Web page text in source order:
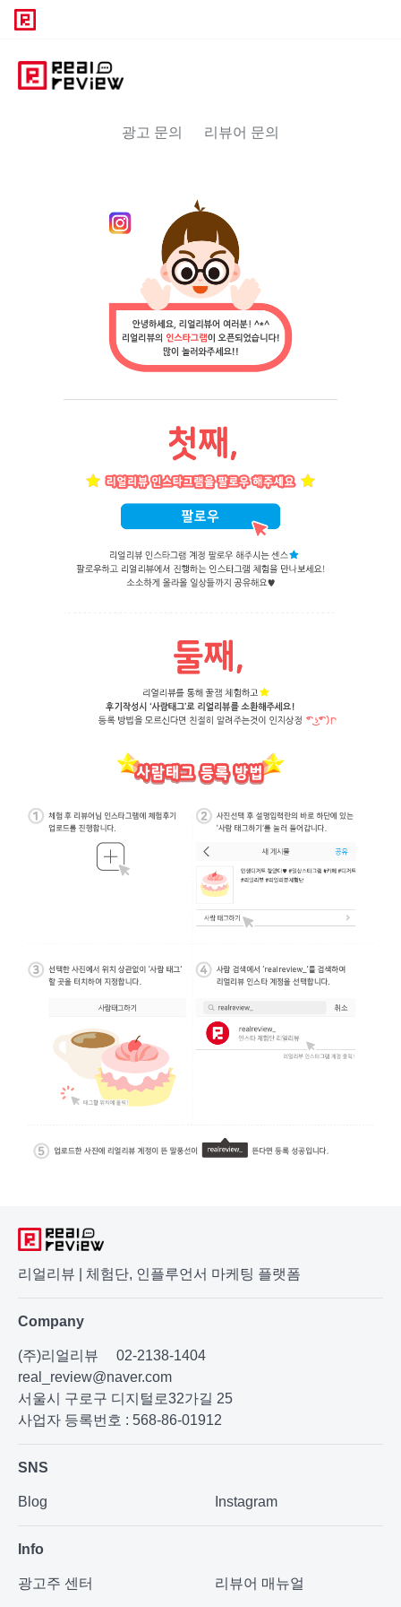
광고 문의 리뷰어 문의
리얼리뷰 | 체험단, 인플루언서 마케팅 플랫폼
Company
(주)리얼리뷰
02-2138-1404
real_review@naver.com
서울시 구로구 디지털로32가길 25
사업자 등록번호 : 568-86-01912
SNS
Blog Instagram
Info
광고주 센터 리뷰어 매뉴얼